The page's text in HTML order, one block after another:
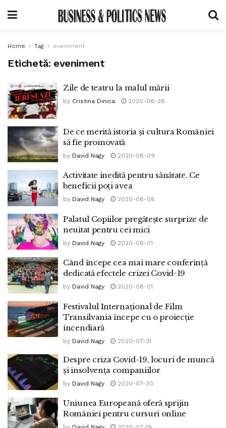
Home Tag eveniment
Etichetă: eveniment
Zile de teatru la malul mării
by Cristina Dinica 2020-08-28
De ce merită istoria și cultura României
să fie promovată
by David Nagy 2020-08-09
Activitate inedită pentru sănătate. Ce
beneficii poți avea
by David Nagy 2020-08-08
Palatul Copiilor pregătește surprize de
neuitat pentru cei mici
by David Nagy 2020-08-01
Când începe cea mai mare conferință
dedicată efectele crizei Covid-19
by David Nagy 2020-08-01
Festivalul Internațional de Film
Transilvania începe cu o proiecție
incendiară
by David Nagy 2020-07-31
Despre criza Covid-19, locuri de muncă
și insolvența companiilor
by David Nagy 2020-07-30
Uniunea Europeană oferă sprijin
României pentru cursuri online